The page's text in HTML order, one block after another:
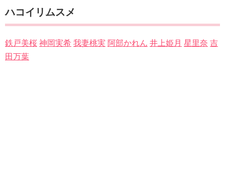
ハコイリムスメ
鉄戸美桜 神岡実希 我妻桃実 阿部かれん 井上姫月 星里奈 吉
田万葉